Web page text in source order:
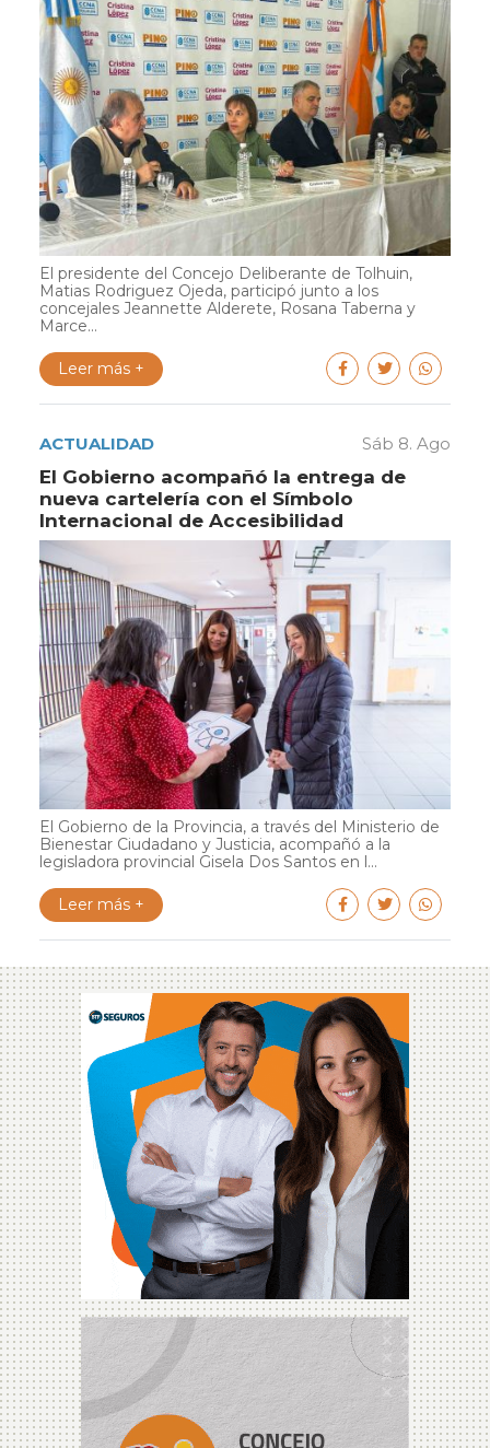
El presidente del Concejo Deliberante de Tolhuin,
Matias Rodriguez Ojeda, participó junto a los
concejales Jeannette Alderete, Rosana Taberna y
Marce...
Leer más +
ACTUALIDAD Sáb 8. Ago
El Gobierno acompañó la entrega de
nueva cartelería con el Símbolo
Internacional de Accesibilidad
El Gobierno de la Provincia, a través del Ministerio de
Bienestar Ciudadano y Justicia, acompañó a la
legisladora provincial Gisela Dos Santos en l...
Leer más +